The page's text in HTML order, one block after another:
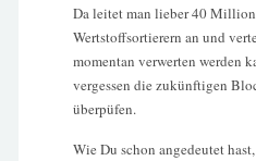
Da leitet man lieber 40
Wertstoffsortierern an und
momentan verwerten werden
vergessen die zukünftigen
überpüfen.
Wie Du schon angedeutet